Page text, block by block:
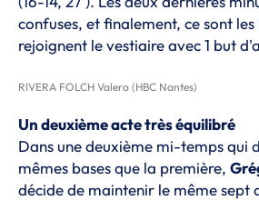
confuses, et finalement, ce sont les
rejoignent le vestiaire avec 1 but
RIVERA FOLCH Valero (HBC Nantes)
Un deuxième acte très équilibré
Dans une deuxième mi-temps qui
mêmes bases que la première,
décide de maintenir le même sept